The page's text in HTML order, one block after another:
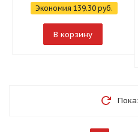
Экономия 139.30руб.
В корзину